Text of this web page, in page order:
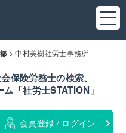
>中村美樹社労士事務所
保険労務士の検索、
「社労士STATION」
会員登録 / ログイン